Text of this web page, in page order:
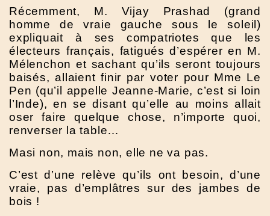
Récemment, M. Vijay Prashad (grand
homme de vraie gauche sous le soleil)
expliquait à ses compatriotes que les
électeurs français, fatigués d’espérer en M.
Mélenchon et sachant qu’ils seront toujours
baisés, allaient finir par voter pour Mme Le
Pen (qu’il appelle Jeanne-Marie, c’est si loin
l’Inde), en se disant qu’elle au moins allait
oser faire quelque chose, n’importe quoi,
renverser la table…
Masi non, mais non, elle ne va pas.
C’est d’une relève qu’ils ont besoin, d’une
vraie, pas d’emplâtres sur des jambes de
bois !